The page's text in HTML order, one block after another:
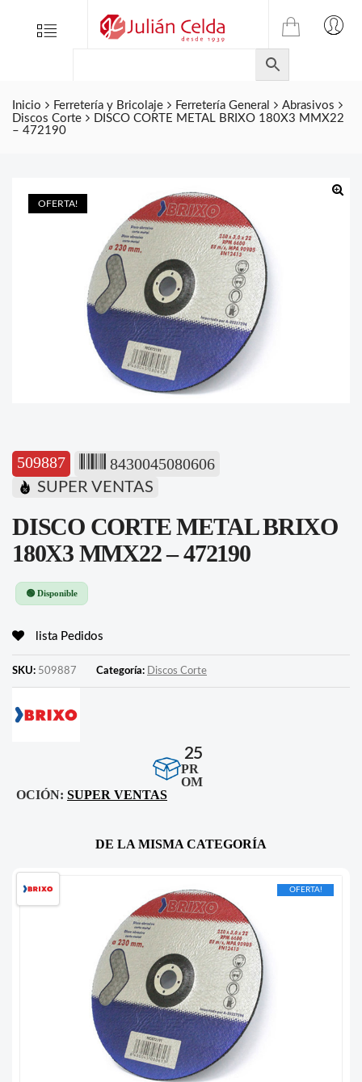
Menu
TIENDA
ONLINE
DE
JULIAN
CELDA
Inicio Ferretería y Bricolaje Ferretería General
Abrasivos
Discos Corte
DISCO CORTE METAL BRIXO 180X3 MMX22
– 472190
OFERTA!
509887 8430045080606
SUPER VENTAS
DISCO CORTE METAL BRIXO
180X3 MMX22 – 472190
🟢 Disponible
lista Pedidos
SKU: 509887 Categoría: Discos Corte
25
PR
OM
OCIÓN: SUPER VENTAS
DE LA MISMA CATEGORÍA
OFERTA!
Folletos
Contacto